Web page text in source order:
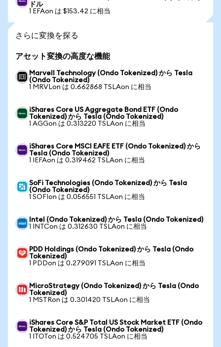
ドル
1 EFAon は $153.42 に相当
さらに変換を探る
アセット変換の高度な機能
Marvell Technology (Ondo Tokenized) から Tesla
(Ondo Tokenized)
1 MRVLon は 0.662868 TSLAon に相当
iShares Core US Aggregate Bond ETF (Ondo
Tokenized) から Tesla (Ondo Tokenized)
1 AGGon は 0.313220 TSLAon に相当
iShares Core MSCI EAFE ETF (Ondo Tokenized) から
Tesla (Ondo Tokenized)
1 IEFAon は 0.319462 TSLAon に相当
SoFi Technologies (Ondo Tokenized) から Tesla
(Ondo Tokenized)
1 SOFIon は 0.056551 TSLAon に相当
Intel (Ondo Tokenized) から Tesla (Ondo Tokenized)
1 INTCon は 0.312630 TSLAon に相当
PDD Holdings (Ondo Tokenized) から Tesla (Ondo
Tokenized)
1 PDDon は 0.279091 TSLAon に相当
MicroStrategy (Ondo Tokenized) から Tesla (Ondo
Tokenized)
1 MSTRon は 0.301420 TSLAon に相当
iShares Core S&P Total US Stock Market ETF (Ondo
Tokenized) から Tesla (Ondo Tokenized)
1 ITOTon は 0.524705 TSLAon に相当